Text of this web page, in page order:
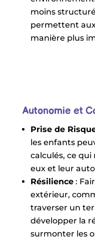
moins
permettent
manière plus
Autonomie et
Prise de
les enfants
calculés, ce
eux et leur
Résilience:
extérieur,
traverser un
développer la
surmonter les